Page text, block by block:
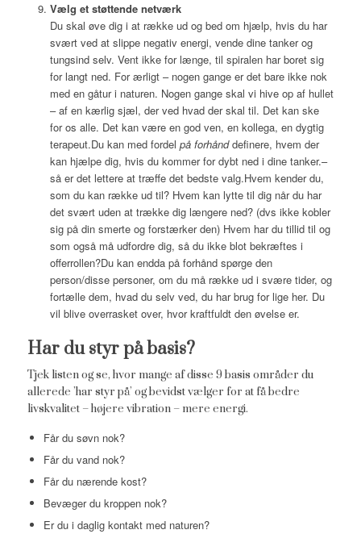
Vælg et støttende netværk
Du skal øve dig i at række ud og bed om hjælp, hvis du har
svært ved at slippe negativ energi, vende dine tanker og
tungsind selv. Vent ikke for længe, til spiralen har boret sig
for langt ned. For ærligt – nogen gange er det bare ikke nok
med en gåtur i naturen. Nogen gange skal vi hive op af hullet
– af en kærlig sjæl, der ved hvad der skal til. Det kan ske
for os alle. Det kan være en god ven, en kollega, en dygtig
terapeut.Du kan med fordel på forhånddefinere, hvem der
kan hjælpe dig, hvis du kommer for dybt ned i dine tanker.–
så er det lettere at træffe det bedste valg.Hvem kender du,
som du kan række ud til? Hvem kan lytte til dig når du har
det svært uden at trække dig længere ned? (dvs ikke kobler
sig på din smerte og forstærker den) Hvem har du tillid til og
som også må udfordre dig, så du ikke blot bekræftes i
offerrollen?Du kan endda på forhånd spørge den
person/disse personer, om du må række ud i svære tider, og
fortælle dem, hvad du selv ved, du har brug for lige her. Du
vil blive overrasket over, hvor kraftfuldt den øvelse er.
Har du styr på basis?
Tjek listen og se, hvor mange af disse 9 basis områder du
allerede ’har styr på’ og bevidst vælger for at få bedre
livskvalitet – højere vibration – mere energi.
Får du søvn nok?
Får du vand nok?
Får du nærende kost?
Bevæger du kroppen nok?
Er du i daglig kontakt med naturen?